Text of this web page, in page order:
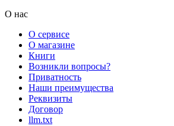
О нас
О сервисе
О магазине
Книги
Возникли вопросы?
Приватность
Наши преимущества
Реквизиты
Договор
llm.txt